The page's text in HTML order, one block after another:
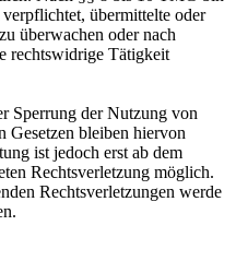
übermittelte oder
überwachen oder nach
rechtswidrige Tätigkeit
Sperrung der Nutzung von
Gesetzen bleiben hiervon
ist jedoch erst ab dem
Rechtsverletzung möglich.
Rechtsverletzungen werde